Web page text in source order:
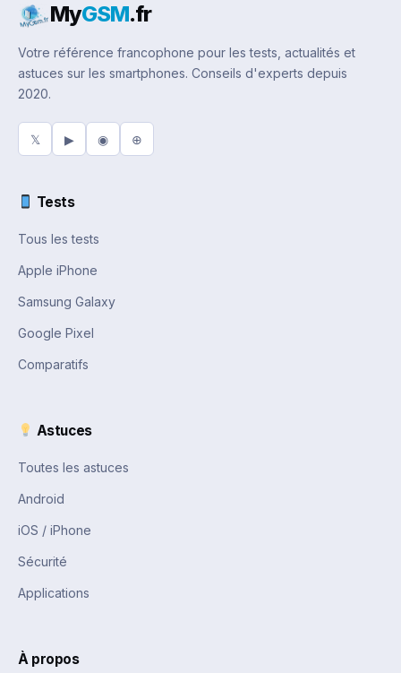
MyGSM.fr
Votre référence francophone pour les tests, actualités et
astuces sur les smartphones. Conseils d'experts depuis
2020.
𝕏 ▶ ◉ ⊕
Tests
Tous les tests
Apple iPhone
Samsung Galaxy
Google Pixel
Comparatifs
Astuces
Toutes les astuces
Android
iOS / iPhone
Sécurité
Applications
À propos